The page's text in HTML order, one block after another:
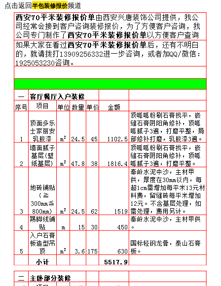
点击返回半包装修报价频道